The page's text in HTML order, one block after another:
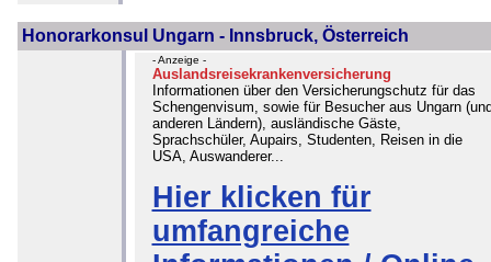
Honorarkonsul Ungarn - Innsbruck, Österreich
- Anzeige -
Auslandsreisekrankenversicherung
Informationen über den Versicherungschutz für das
Schengenvisum, sowie für Besucher aus Ungarn
anderen Ländern), ausländische Gäste,
Sprachschüler, Aupairs, Studenten, Reisen in die
USA, Auswanderer...
Hier klicken für
umfangreiche